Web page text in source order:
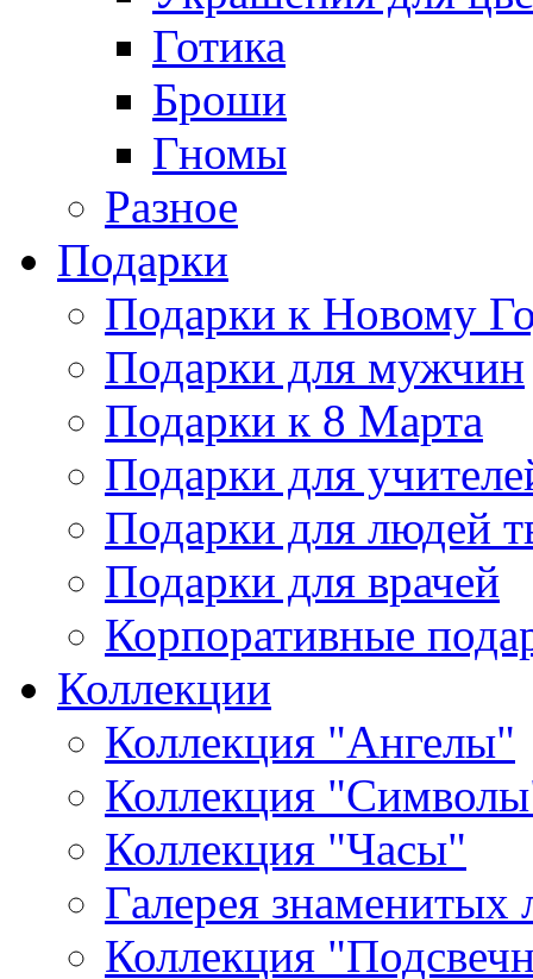
Готика
Броши
Гномы
Разное
Подарки
Подарки к Новому
Подарки для мужчин
Подарки к 8 Марта
Подарки для
Подарки для людей
Подарки для врачей
Корпоративные
Коллекции
Коллекция "Ангелы"
Коллекция
Коллекция "Часы"
Галерея знаменитых
Коллекция